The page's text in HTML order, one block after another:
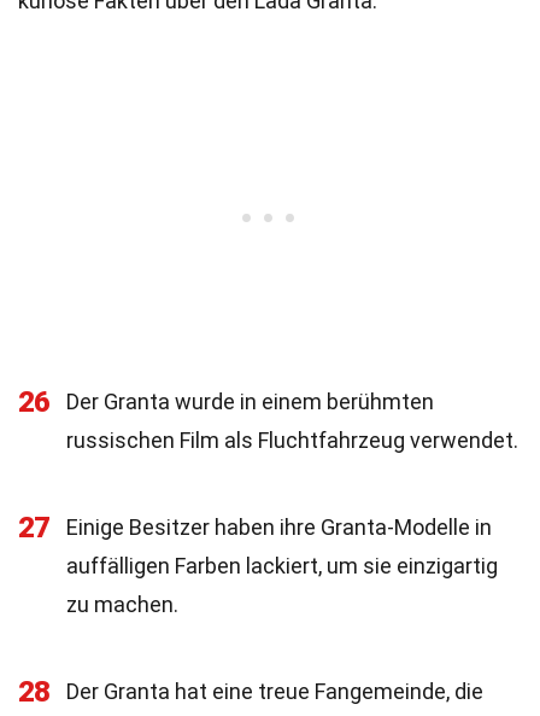
26
Der Granta wurde in einem berühmten
russischen Film als Fluchtfahrzeug verwendet.
27
Einige Besitzer haben ihre Granta-Modelle in
auffälligen Farben lackiert, um sie einzigartig
zu machen.
28
Der Granta hat eine treue Fangemeinde, die